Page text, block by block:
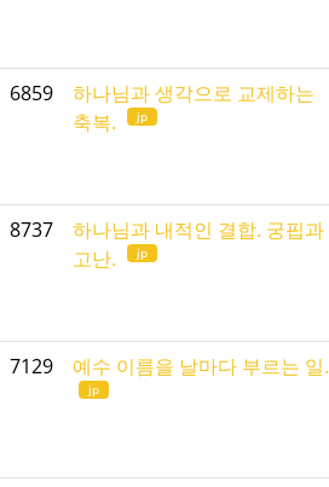
6859
하나님과 생각으로 교제하는
축복.
jp
8737
하나님과 내적인 결합. 궁핍과
고난.
jp
7129 예수 이름을 날마다 부르는 일.
jp